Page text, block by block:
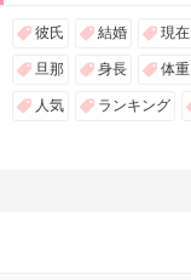
彼氏 結婚 現在
旦那 身長 体重
人気 ランキング